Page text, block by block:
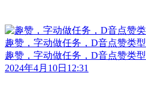
趣赞，字动做任务，D音点赞类型
趣赞，字动做任务，D音点赞类型
2024年4月10日12:31